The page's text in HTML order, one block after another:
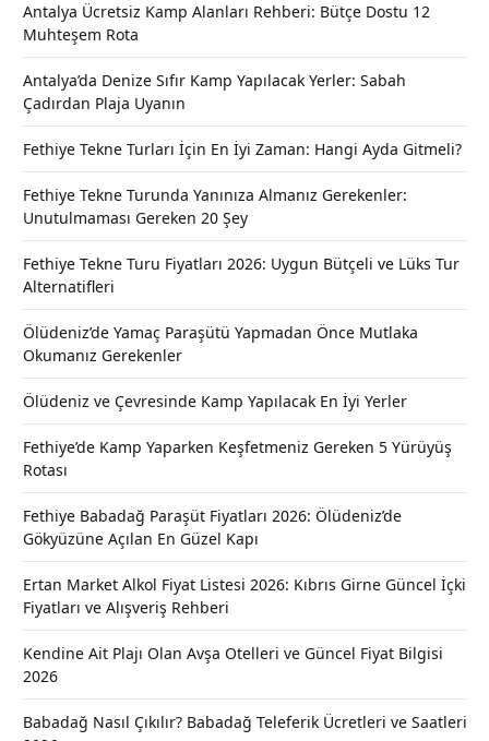
Antalya Ücretsiz Kamp Alanları Rehberi: Bütçe Dostu 12
Muhteşem Rota
Antalya’da Denize Sıfır Kamp Yapılacak Yerler: Sabah
Çadırdan Plaja Uyanın
Fethiye Tekne Turları İçin En İyi Zaman: Hangi Ayda Gitmeli?
Fethiye Tekne Turunda Yanınıza Almanız Gerekenler:
Unutulmaması Gereken 20 Şey
Fethiye Tekne Turu Fiyatları 2026: Uygun Bütçeli ve Lüks Tur
Alternatifleri
Ölüdeniz’de Yamaç Paraşütü Yapmadan Önce Mutlaka
Okumanız Gerekenler
Ölüdeniz ve Çevresinde Kamp Yapılacak En İyi Yerler
Fethiye’de Kamp Yaparken Keşfetmeniz Gereken 5 Yürüyüş
Rotası
Fethiye Babadağ Paraşüt Fiyatları 2026: Ölüdeniz’de
Gökyüzüne Açılan En Güzel Kapı
Ertan Market Alkol Fiyat Listesi 2026: Kıbrıs Girne Güncel İçki
Fiyatları ve Alışveriş Rehberi
Kendine Ait Plajı Olan Avşa Otelleri ve Güncel Fiyat Bilgisi
2026
Babadağ Nasıl Çıkılır? Babadağ Teleferik Ücretleri ve Saatleri